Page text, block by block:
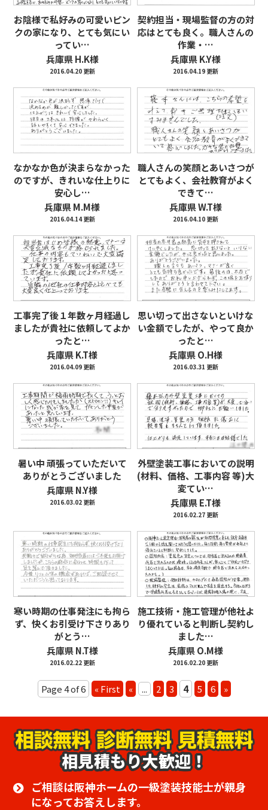
お陰様で私好みの可愛いピン
クの家になり、とても気にい
ってい…
兵庫県 H.K様
2016.04.20 更新
契約担当・現場監督の方の対
応はとても良く。職人さんの
作業・…
兵庫県 K.Y様
2016.04.19 更新
なかなか色が決まらなかった
のですが、きれいな仕上りに
安心し…
兵庫県 M.M様
2016.04.14 更新
職人さんの笑顔とあいさつが
とてもよく、会社教育がよく
できて…
兵庫県 W.T様
2016.04.10 更新
工事完了後１年数ヶ月経過し
ましたが貴社に依頼してよか
ったと…
兵庫県 K.T様
2016.04.09 更新
思い切って出さないといけな
い金額でしたが、やって良か
ったと…
兵庫県 O.H様
2016.03.31 更新
暑い中 頑張っていただいて
ありがとうございました
兵庫県 N.Y様
2016.03.02 更新
外壁塗装工事においての説明
(材料、価格、工事内容 等)大
変てい…
兵庫県 E.T様
2016.02.27 更新
寒い時期の仕事発注にも拘ら
ず、快くお引受け下さりあり
がとう…
兵庫県 N.T様
2016.02.22 更新
施工技術・施工管理が他社よ
り優れていると判断し契約し
ました…
兵庫県 O.M様
2016.02.20 更新
Page 4 of 6 « First « ... 2 3 4 5 6 »
相見積もり大歓迎！
ご相談は阪神ホームの一級塗装技能士が親身
になってお答えします。